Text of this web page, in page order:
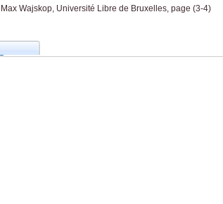
Wajskop, Université Libre de Bruxelles, page (3-4)